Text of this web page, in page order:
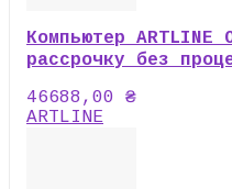
Компьютер
рассрочку без
46688,00 ₴
ARTLINE